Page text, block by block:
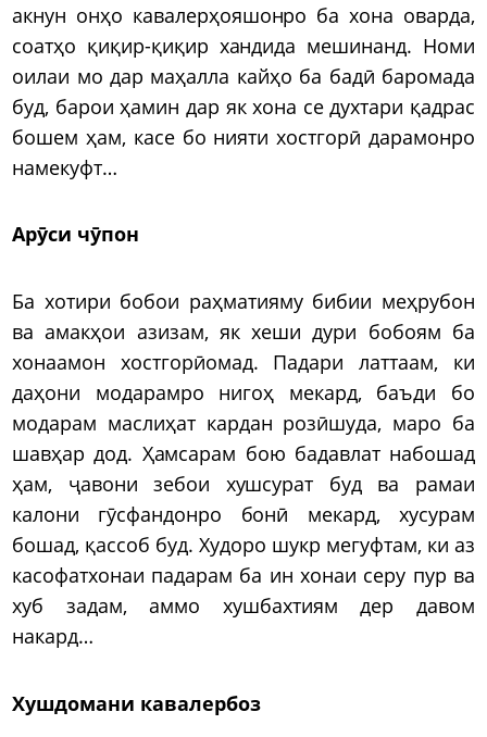
акнун онҳо кавалерҳояшонро ба хона оварда,
соатҳо қиқир-қиқир хандида мешинанд. Номи
оилаи мо дар маҳалла кайҳо ба бадӣ баромада
буд, барои ҳамин дар як хона се духтари қадрас
бошем ҳам, касе бо нияти хостгорӣ дарамонро
намекуфт…
Арӯси чӯпон
Ба хотири бобои раҳматияму бибии меҳрубон
ва амакҳои азизам, як хеши дури бобоям ба
хонаамон хостгорӣомад. Падари латтаам, ки
даҳони модарамро нигоҳ мекард, баъди бо
модарам маслиҳат кардан розӣшуда, маро ба
шавҳар дод. Ҳамсарам бою бадавлат набошад
ҳам, ҷавони зебои хушсурат буд ва рамаи
калони гӯсфандонро бонӣ мекард, хусурам
бошад, қассоб буд. Худоро шукр мегуфтам, ки аз
касофатхонаи падарам ба ин хонаи серу пур ва
хуб задам, аммо хушбахтиям дер давом
накард…
Хушдомани кавалербоз